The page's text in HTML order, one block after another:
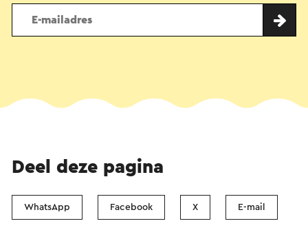
Deel deze pagina
WhatsApp Facebook X E-mail